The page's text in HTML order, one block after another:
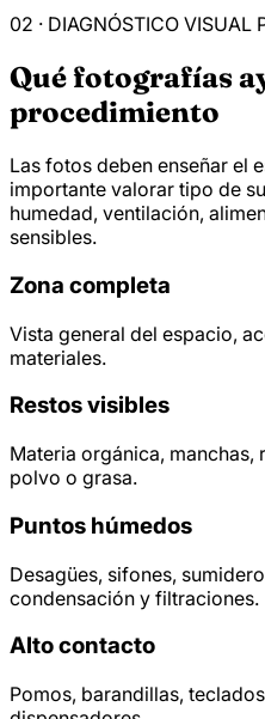
02 · DIAGNÓSTICO VISUAL
Qué fotografías
procedimiento
Las fotos deben enseñar el
importante valorar tipo de
humedad, ventilación,
sensibles.
Zona completa
Vista general del espacio,
materiales.
Restos visibles
Materia orgánica, manchas,
polvo o grasa.
Puntos húmedos
Desagües, sifones,
condensación y filtraciones.
Alto contacto
Pomos, barandillas,